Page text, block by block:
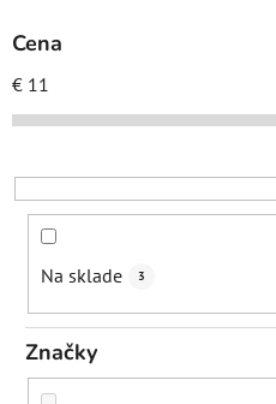
p
r
o
d
k
Cena
€ 11
Na sklade 3
Značky